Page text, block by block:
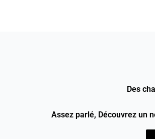
Des
Assez parlé, Découvrez un